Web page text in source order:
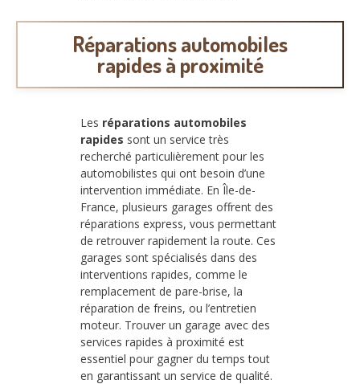
Réparations automobiles
rapides à proximité
Les réparations automobiles
rapides sont un service très
recherché particulièrement pour les
automobilistes qui ont besoin d’une
intervention immédiate. En Île-de-
France, plusieurs garages offrent des
réparations express, vous permettant
de retrouver rapidement la route. Ces
garages sont spécialisés dans des
interventions rapides, comme le
remplacement de pare-brise, la
réparation de freins, ou l’entretien
moteur. Trouver un garage avec des
services rapides à proximité est
essentiel pour gagner du temps tout
en garantissant un service de qualité.